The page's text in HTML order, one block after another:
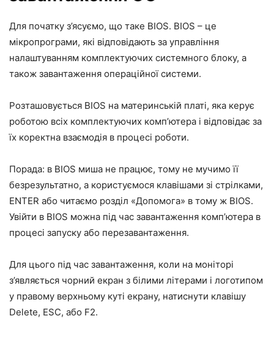
Для початку з’ясуємо, що таке BIOS. BIOS – це
мікропрограми, які відповідають за управління
налаштуванням комплектуючих системного блоку, а
також завантаження операційної системи.
Розташовується BIOS на материнській платі, яка керує
роботою всіх комплектуючих комп’ютера і відповідає за
їх коректна взаємодія в процесі роботи.
Порада: в BIOS миша не працює, тому не мучимо її
безрезультатно, а користуємося клавішами зі стрілками,
ENTER або читаємо розділ «Допомога» в тому ж BIOS.
Увійти в BIOS можна під час завантаження комп’ютера в
процесі запуску або перезавантаження.
Для цього під час завантаження, коли на моніторі
з’являється чорний екран з білими літерами і логотипом
у правому верхньому куті екрану, натиснути клавішу
Delete, ESC, або F2.